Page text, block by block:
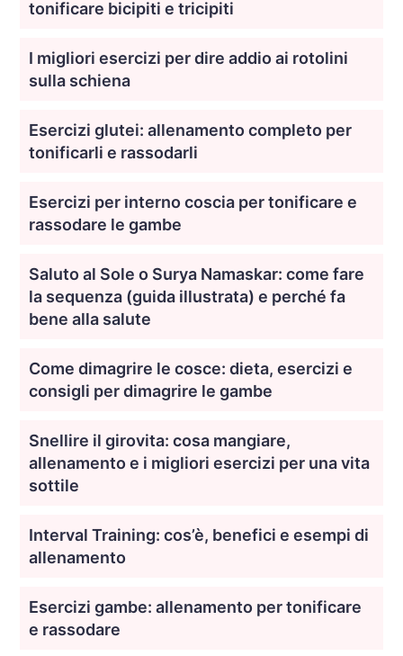
tonificare bicipiti e tricipiti
I migliori esercizi per dire addio ai rotolini
sulla schiena
Esercizi glutei: allenamento completo per
tonificarli e rassodarli
Esercizi per interno coscia per tonificare e
rassodare le gambe
Saluto al Sole o Surya Namaskar: come fare
la sequenza (guida illustrata) e perché fa
bene alla salute
Come dimagrire le cosce: dieta, esercizi e
consigli per dimagrire le gambe
Snellire il girovita: cosa mangiare,
allenamento e i migliori esercizi per una vita
sottile
Interval Training: cos’è, benefici e esempi di
allenamento
Esercizi gambe: allenamento per tonificare
e rassodare